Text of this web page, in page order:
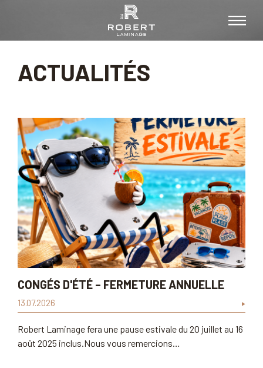
ACTUALITÉS
CONGÉS D'ÉTÉ – FERMETURE ANNUELLE
13.07.2026
Robert Laminage fera une pause estivale du 20 juillet au 16
août 2025 inclus.Nous vous remercions…